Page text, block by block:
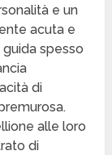
e un
acuta e
spesso
di
alle loro
di